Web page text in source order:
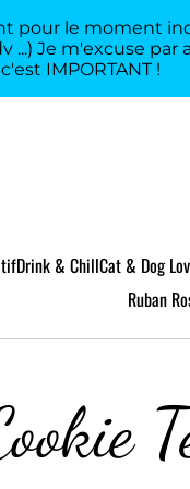
pour le moment
...) Je m'excuse
IMPORTANT !
Drink & ChillCat & Dog
Ruban